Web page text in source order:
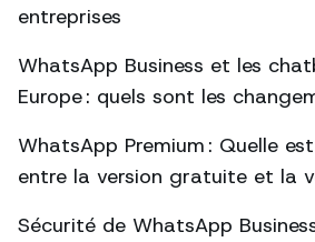
entreprises
WhatsApp Business et les
Europe : quels sont les
WhatsApp Premium : Quelle
entre la version gratuite et la
Sécurité de WhatsApp